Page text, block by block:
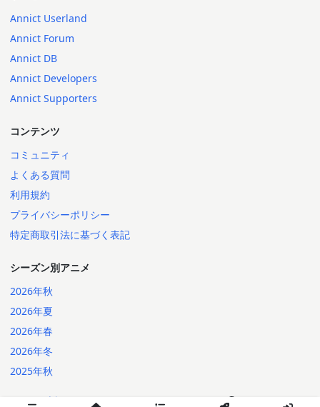
Annict Userland
Annict Forum
Annict DB
Annict Developers
Annict Supporters
コンテンツ
コミュニティ
よくある質問
利用規約
プライバシーポリシー
特定商取引法に基づく表記
シーズン別アニメ
2026年秋
2026年夏
2026年春
2026年冬
2025年秋
言語: 日本語 English 2014-2026 Annict